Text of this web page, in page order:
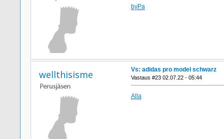
byPa
wellthisisme Vs: adidas pro model schwarz
Vastaus #23 02.07.22 - 05:44
Alla